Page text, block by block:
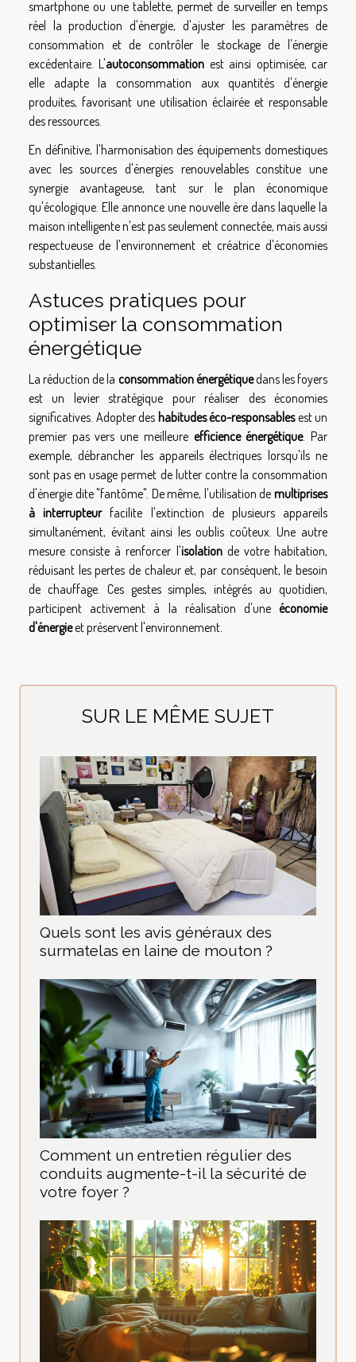
smartphone ou une tablette, permet de surveiller en temps
réel la production d'énergie, d'ajuster les paramètres de
consommation et de contrôler le stockage de l'énergie
excédentaire. L'autoconsommation est ainsi optimisée, car
elle adapte la consommation aux quantités d'énergie
produites, favorisant une utilisation éclairée et responsable
des ressources.
En définitive, l'harmonisation des équipements domestiques
avec les sources d'énergies renouvelables constitue une
synergie avantageuse, tant sur le plan économique
qu'écologique. Elle annonce une nouvelle ère dans laquelle la
maison intelligente n'est pas seulement connectée, mais aussi
respectueuse de l'environnement et créatrice d'économies
substantielles.
Astuces pratiques pour
optimiser la consommation
énergétique
La réduction de la consommation énergétiquedans les foyers
est un levier stratégique pour réaliser des économies
significatives. Adopter des habitudes éco-responsablesest un
premier pas vers une meilleure efficience énergétique. Par
exemple, débrancher les appareils électriques lorsqu'ils ne
sont pas en usage permet de lutter contre la consommation
d'énergie dite "fantôme". De même, l'utilisation de multiprises
à interrupteurfacilite l'extinction de plusieurs appareils
simultanément, évitant ainsi les oublis coûteux. Une autre
mesure consiste à renforcer l'isolationde votre habitation,
réduisant les pertes de chaleur et, par conséquent, le besoin
de chauffage. Ces gestes simples, intégrés au quotidien,
participent activement à la réalisation d'une économie
d'énergieet préservent l'environnement.
SUR LE MÊME SUJET
Quels sont les avis généraux des
surmatelas en laine de mouton ?
Comment un entretien régulier des
conduits augmente-t-il la sécurité de
votre foyer ?